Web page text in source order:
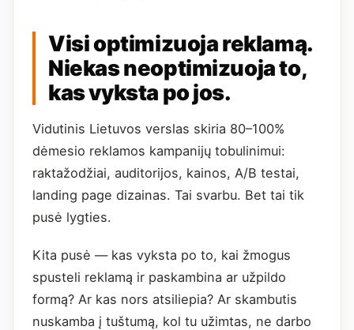
Visi optimizuoja reklamą.
Niekas neoptimizuoja to,
kas vyksta po jos.
Vidutinis Lietuvos verslas skiria 80–100%
dėmesio reklamos kampanijų tobulinimui:
raktažodžiai, auditorijos, kainos, A/B testai,
landing page dizainas. Tai svarbu. Bet tai tik
pusė lygties.
Kita pusė — kas vyksta po to, kai žmogus
spusteli reklamą ir paskambina ar užpildo
formą? Ar kas nors atsiliepia? Ar skambutis
nuskamba į tuštumą, kol tu užimtas, ne darbo